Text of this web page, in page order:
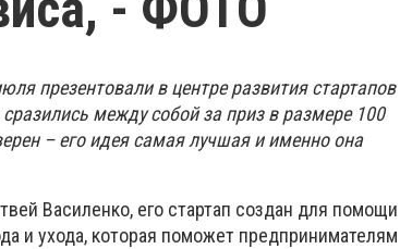
презентовали в центре развития стартапов
между собой за приз в размере 100
– его идея самая лучшая и именно она
Василенко, его стартап создан для помощи
и ухода, которая поможет предпринимателям